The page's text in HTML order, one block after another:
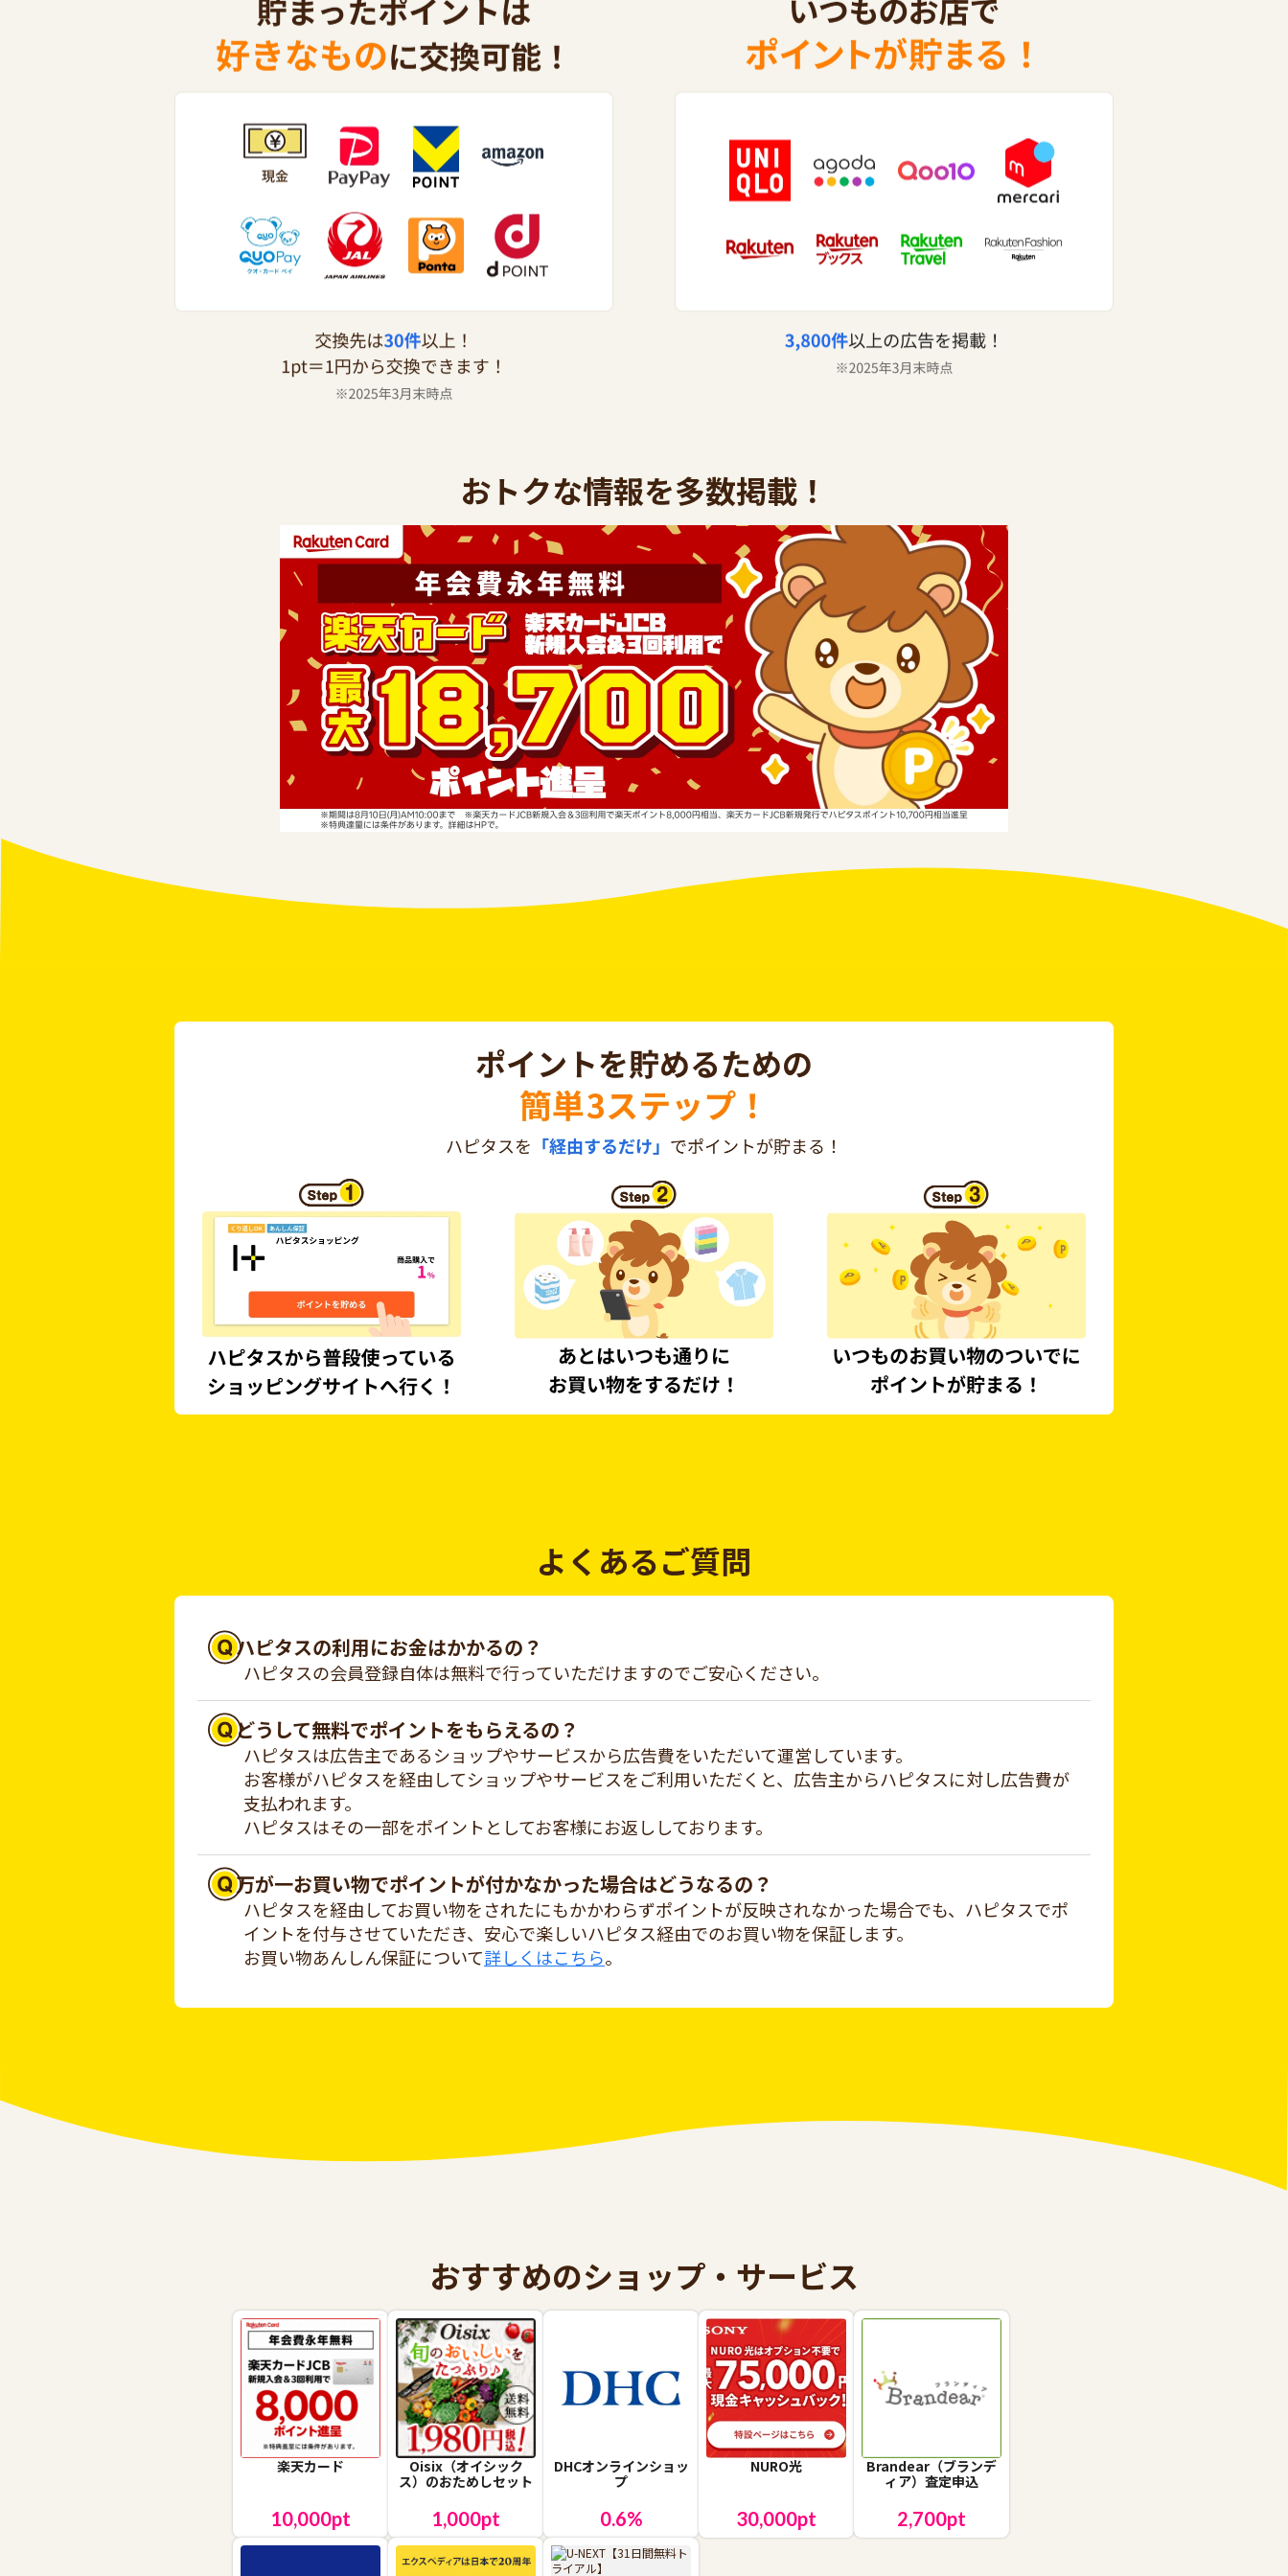
おトクな情報を多数掲載！
よくあるご質問
ハピタスの利用にお金はかかるの？
ハピタスの会員登録自体は無料で行っていただけますのでご安心ください。
どうして無料でポイントをもらえるの？
ハピタスは広告主であるショップやサービスから広告費をいただいて運営しています。
お客様がハピタスを経由してショップやサービスをご利用いただくと、広告主からハピタスに対し広告費が
支払われます。
ハピタスはその一部をポイントとしてお客様にお返ししております。
万が一お買い物でポイントが付かなかった場合はどうなるの？
ハピタスを経由してお買い物をされたにもかかわらずポイントが反映されなかった場合でも、ハピタスでポ
イントを付与させていただき、安心で楽しいハピタス経由でのお買い物を保証します。
お買い物あんしん保証について詳しくはこちら。
おすすめのショップ・サービス
楽天カード
10,000pt
Oisix（オイシック
ス）のおためしセット
1,000pt
DHCオンラインショッ
プ
0.6%
NURO光
30,000pt
Brandear（ブランデ
ィア）査定申込
2,700pt